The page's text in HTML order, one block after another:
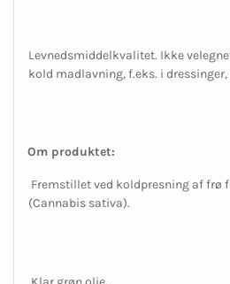
Levnedsmiddelkvalitet. Ikke
kold madlavning, f.eks. i
Om produktet:
Fremstillet ved koldpresning af frø
(Cannabis sativa).